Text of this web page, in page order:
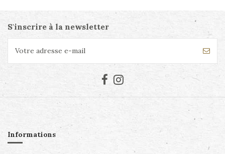
S'inscrire à la newsletter
Informations